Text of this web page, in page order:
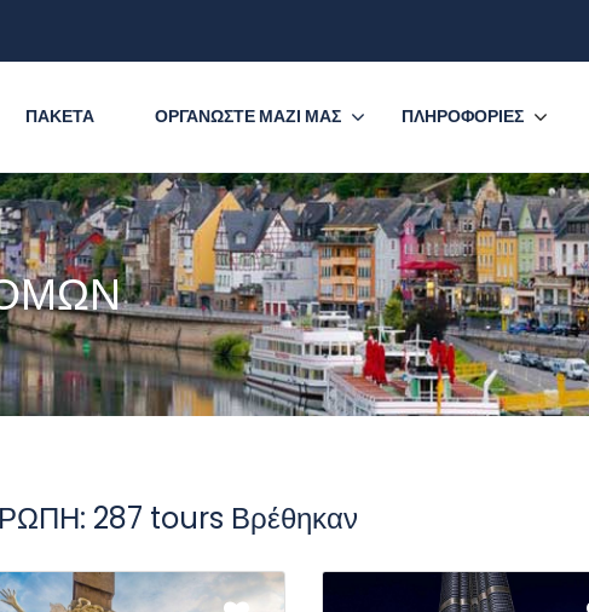
ΠΑΚΕΤΑ ΟΡΓΑΝΩΣΤΕ ΜΑΖΙ ΜΑΣ ΠΛΗΡΟΦΟΡΙΕΣ
287 tours Βρέθηκαν